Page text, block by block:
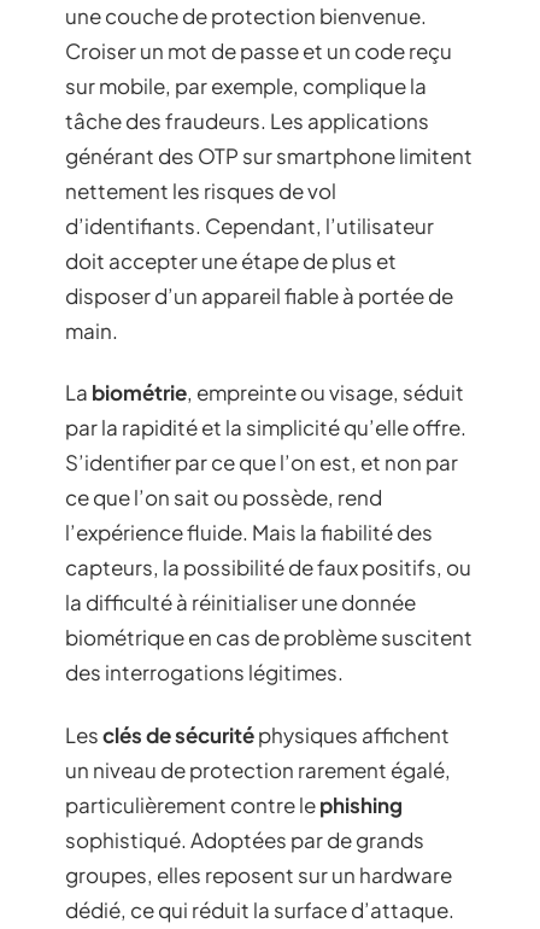
une couche de protection bienvenue.
Croiser un mot de passe et un code reçu
sur mobile, par exemple, complique la
tâche des fraudeurs. Les applications
générant des OTP sur smartphone limitent
nettement les risques de vol
d’identifiants. Cependant, l’utilisateur
doit accepter une étape de plus et
disposer d’un appareil fiable à portée de
main.
La biométrie, empreinte ou visage, séduit
par la rapidité et la simplicité qu’elle offre.
S’identifier par ce que l’on est, et non par
ce que l’on sait ou possède, rend
l’expérience fluide. Mais la fiabilité des
capteurs, la possibilité de faux positifs, ou
la difficulté à réinitialiser une donnée
biométrique en cas de problème suscitent
des interrogations légitimes.
Lesclés de sécuritéphysiques affichent
un niveau de protection rarement égalé,
particulièrement contre lephishing
sophistiqué. Adoptées par de grands
groupes, elles reposent sur un hardware
dédié, ce qui réduit la surface d’attaque.